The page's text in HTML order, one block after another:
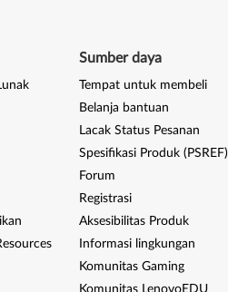
Sumber daya
Tempat untuk membeli
Belanja bantuan
Lacak Status Pesanan
Spesifikasi Produk (PSREF)
Forum
Registrasi
Aksesibilitas Produk
Informasi lingkungan
Komunitas Gaming
Komunitas LenovoEDU